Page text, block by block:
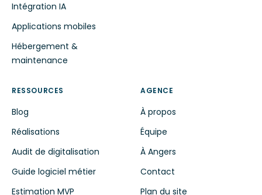
Intégration IA
Applications mobiles
Hébergement &
maintenance
RESSOURCES
Blog
Réalisations
Audit de digitalisation
Guide logiciel métier
Estimation MVP
AGENCE
À propos
Équipe
À Angers
Contact
Plan du site